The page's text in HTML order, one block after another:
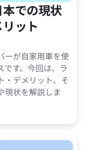
での現状
ット
ーが自家用車を使
です。今回は、ラ
・デメリット、そ
現状を解説しま